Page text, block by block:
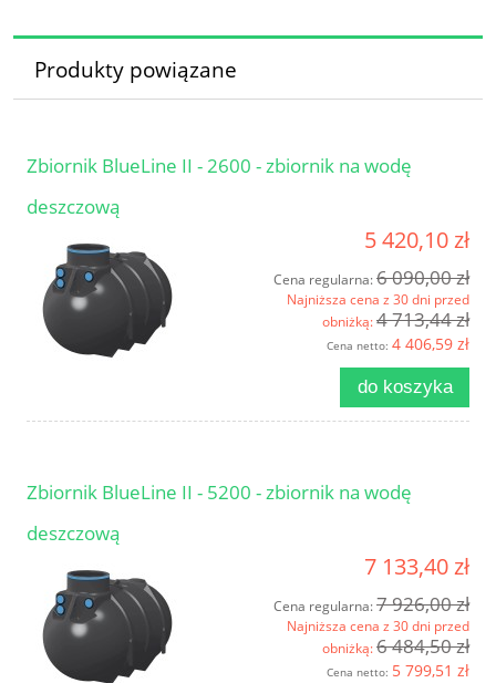
Produkty powiązane
Zbiornik BlueLine II - 2600 - zbiornik na wodę
deszczową
5 420,10 zł
Cena regularna:6 090,00 zł
Najniższa cena z 30 dni przed
obniżką:4 713,44 zł
Cena netto: 4 406,59 zł
do koszyka
Zbiornik BlueLine II - 5200 - zbiornik na wodę
deszczową
7 133,40 zł
Cena regularna:7 926,00 zł
Najniższa cena z 30 dni przed
obniżką:6 484,50 zł
Cena netto: 5 799,51 zł